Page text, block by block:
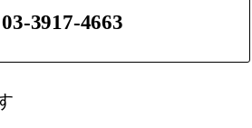
03-3917-4663